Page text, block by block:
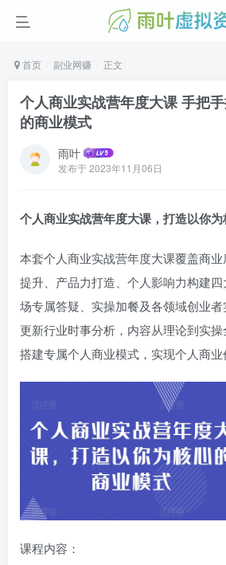
首页 副业网赚 正文
个人商业实战营年度大课 手把
的商业模式
雨叶
发布于2023年11月06日
个人商业实战营年度大课，打造以你
本套个人商业实战营年度大课覆盖商
提升、产品力打造、个人影响力构建
场专属答疑、实操加餐及各领域创业
更新行业时事分析，内容从理论到实
搭建专属个人商业模式，实现个人商业
课程内容：